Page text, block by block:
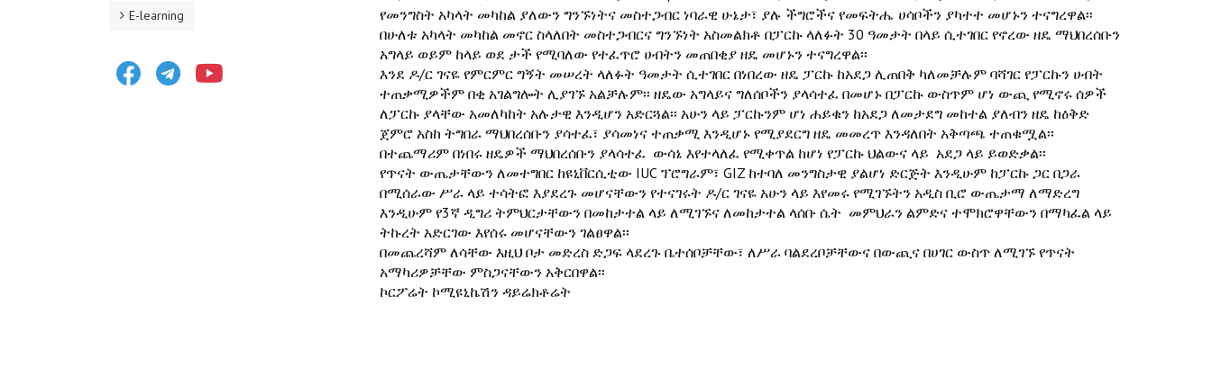
የመንግስት አካላት መካከል ያለውን ግንኙነትና መስተጋብር ነባራዊ ሁኔታ፣ ያሉ ችግሮችና የመፍትሔ ሀሳቦችን ያካተተ መሆኑን ተናግረዋል፡፡
በሁለቱ አካላት መካከል መኖር ስላለበት መስተጋብርና ግንኙነት አስመልክቶ በፓርኩ ላለፉት 30 ዓመታት በላይ ሲተገበር የኖረው ዘዴ ማህበረሰቡን
አግላይ ወይም ከላይ ወደ ታች የሚባለው የተፈጥሮ ሀብትን መጠበቂያ ዘዴ መሆኑን ተናግረዋል፡፡
እንደ ዶ/ር ገናዬ የምርምር ግኝት መሠረት ላለፉት ዓመታት ሲተገበር በነበረው ዘዴ ፓርኩ ከአደጋ ሊጠበቅ ካለመቻሉም ባሻገር የፓርኩን ሀብት
ተጠቃሚዎችም በቂ አገልግሎት ሊያገኙ አልቻሉም፡፡ ዘዴው አግላይና ግለሰቦችን ያላሳተፈ በመሆኑ በፓርኩ ውስጥም ሆነ ውጪ የሚኖሩ ሰዎች
ለፓርኩ ያላቸው አመለካከት አሉታዊ እንዲሆን አድርጓል፡፡ አሁን ላይ ፓርኩንም ሆነ ሐይቁን ከአደጋ ለመታደግ መከተል ያለብን ዘዴ ከዕቅድ
ጀምሮ አስከ ትግበራ ማህበረሰቡን ያሳተፈ፣ ያሳመነና ተጠቃሚ እንዲሆኑ የሚያደርግ ዘዴ መመረጥ እንዳለበት አቅጣጫ ተጠቁሟል፡፡
በተጨማሪም በነበሩ ዘዴዎች ማህበረሰቡን ያላሳተፈ ውሳኔ እየተላለፈ የሚቀጥል ከሆነ የፓርኩ ህልውና ላይ አደጋ ላይ ይወድቃል፡፡
የጥናት ውጤታቸውን ለመተግበር ከዩኒቨርሲቲው IUC ፕሮግራም፣ GIZ ከተባለ መንግስታዊ ያልሆነ ድርጅት እንዲሁም ከፓርኩ ጋር በጋራ
በሚሰራው ሥራ ላይ ተሳትፎ እያደረጉ መሆናቸውን የተናገሩት ዶ/ር ገናዬ አሁን ላይ እየመሩ የሚገኙትን አዲስ ቢሮ ውጤታማ ለማድረግ
እንዲሁም የ3ኛ ዲግሪ ትምህርታቸውን በመከታተል ላይ ለሚገኙና ለመከታተል ላሰቡ ሴት መምህራን ልምድና ተሞክሮዋቸውን በማካፈል ላይ
ትኩረት አድርገው እየሰሩ መሆናቸውን ገልፀዋል፡፡
በመጨረሻም ለሳቸው እዚህ ቦታ መድረስ ድጋፍ ላደረጉ ቤተሰቦቻቸው፣ ለሥራ ባልደረቦቻቸውና በውጪና በሀገር ውስጥ ለሚገኙ የጥናት
አማካሪዎቻቸው ምስጋናቸውን አቅርበዋል፡፡
ኮርፖሬት ኮሚዩኒኬሽን ዳይሬክቶሬት
E-learning
FacebookTelegram